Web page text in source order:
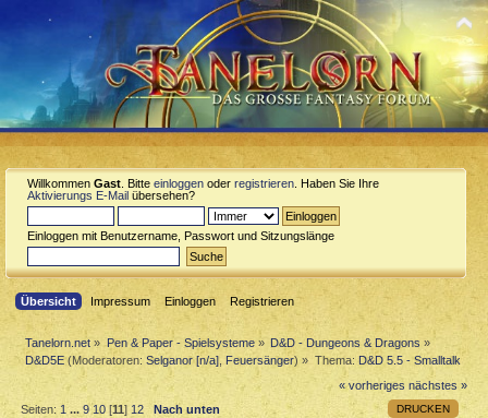
Willkommen Gast . Bitte einloggen oder registrieren . Haben Sie Ihre
Aktivierungs E-Mail übersehen?
Einloggen mit Benutzername, Passwort und Sitzungslänge
Übersicht Impressum Einloggen Registrieren
Tanelorn.net » Pen & Paper - Spielsysteme» D&D - Dungeons & Dragons »
D&D5E(Moderatoren:Selganor [n/a] Feuersänger) » Thema: D&D 5.5 - Smalltalk
« vorheriges nächstes »
DRUCKEN
Seiten:1 ...9 10 [11]12 Nach unten